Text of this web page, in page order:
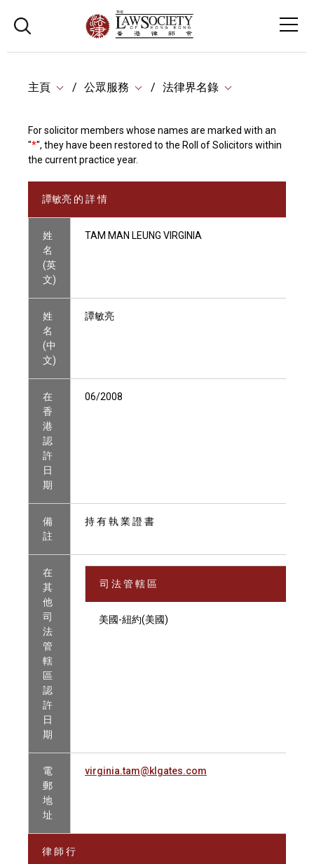
主頁 公眾服務 法律界名錄
For solicitor members whose names are marked with an
"*", they have been restored to the Roll of Solicitors within
the current practice year.
譚敏亮 的 詳 情
姓
名
(英
文)
TAM MAN LEUNG VIRGINIA
姓
名
(中
文)
譚敏亮
在
香
港
認
許
日
期
06/2008
備
註
持 有 執 業 證 書
在
其
他
司
法
管
轄
區
認
許
日
期
司 法 管 轄 區
美國-紐約(美國)
電
郵
地
址
virginia.tam@klgates.com
律 師 行